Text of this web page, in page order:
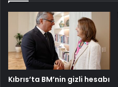
Kıbrıs’ta BM’nin gizli hesabı